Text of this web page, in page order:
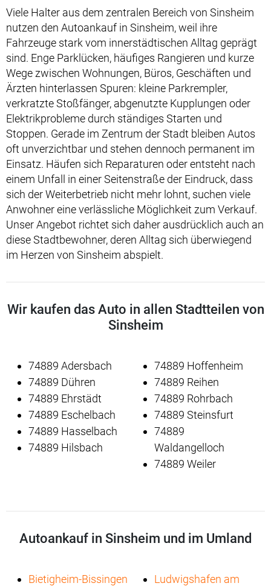
Viele Halter aus dem zentralen Bereich von Sinsheim
nutzen den Autoankauf in Sinsheim, weil ihre
Fahrzeuge stark vom innerstädtischen Alltag geprägt
sind. Enge Parklücken, häufiges Rangieren und kurze
Wege zwischen Wohnungen, Büros, Geschäften und
Ärzten hinterlassen Spuren: kleine Parkrempler,
verkratzte Stoßfänger, abgenutzte Kupplungen oder
Elektrikprobleme durch ständiges Starten und
Stoppen. Gerade im Zentrum der Stadt bleiben Autos
oft unverzichtbar und stehen dennoch permanent im
Einsatz. Häufen sich Reparaturen oder entsteht nach
einem Unfall in einer Seitenstraße der Eindruck, dass
sich der Weiterbetrieb nicht mehr lohnt, suchen viele
Anwohner eine verlässliche Möglichkeit zum Verkauf.
Unser Angebot richtet sich daher ausdrücklich auch an
diese Stadtbewohner, deren Alltag sich überwiegend
im Herzen von Sinsheim abspielt.
Wir kaufen das Auto in allen Stadtteilen von
Sinsheim
74889 Adersbach
74889 Dühren
74889 Ehrstädt
74889 Eschelbach
74889 Hasselbach
74889 Hilsbach
74889 Hoffenheim
74889 Reihen
74889 Rohrbach
74889 Steinsfurt
74889
Waldangelloch
74889 Weiler
Autoankauf in Sinsheim und im Umland
Bietigheim-Bissingen
Ludwigshafen am